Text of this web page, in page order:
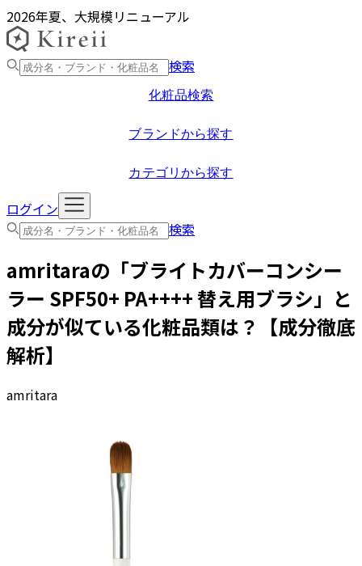
2026年夏、大規模リニューアル
検索
化粧品検索
ブランドから探す
カテゴリから探す
ログイン
検索
amritaraの「ブライトカバーコンシー
ラー SPF50+ PA++++ 替え用ブラシ 」と
成分が似ている化粧品類は？【成分徹底
解析】
amritara